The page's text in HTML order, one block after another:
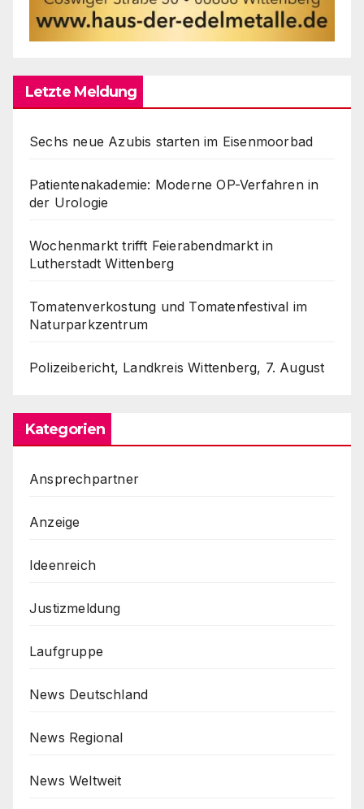
Letzte Meldung
Sechs neue Azubis starten im Eisenmoorbad
Patientenakademie: Moderne OP-Verfahren in
der Urologie
Wochenmarkt trifft Feierabendmarkt in
Lutherstadt Wittenberg
Tomatenverkostung und Tomatenfestival im
Naturparkzentrum
Polizeibericht, Landkreis Wittenberg, 7. August
Kategorien
Ansprechpartner
Anzeige
Ideenreich
Justizmeldung
Laufgruppe
News Deutschland
News Regional
News Weltweit